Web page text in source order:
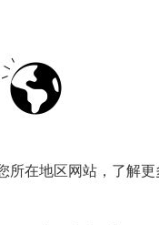
在地区网站，了解更
具，它提供了多种实